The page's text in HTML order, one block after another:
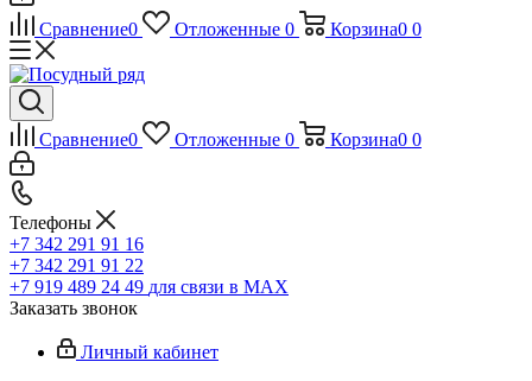
Сравнение0 Отложенные 0 Корзина0 0
Сравнение0 Отложенные 0 Корзина0 0
Телефоны
+7 342 291 91 16
+7 342 291 91 22
+7 919 489 24 49 для связи в МАХ
Заказать звонок
Личный кабинет